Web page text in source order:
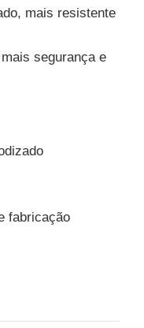
mais resistente
segurança e
fabricação